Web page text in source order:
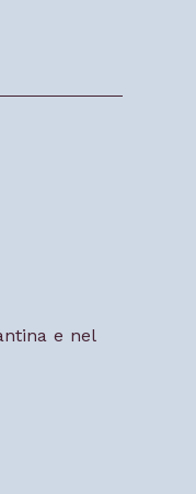
e nel